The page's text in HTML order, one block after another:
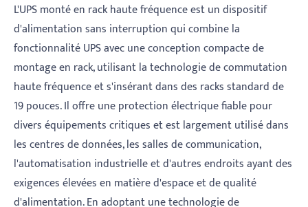
L'UPS monté en rack haute fréquence est un dispositif
d'alimentation sans interruption qui combine la
fonctionnalité UPS avec une conception compacte de
montage en rack, utilisant la technologie de commutation
haute fréquence et s'insérant dans des racks standard de
19 pouces. Il offre une protection électrique fiable pour
divers équipements critiques et est largement utilisé dans
les centres de données, les salles de communication,
l'automatisation industrielle et d'autres endroits ayant des
exigences élevées en matière d'espace et de qualité
d'alimentation. En adoptant une technologie de